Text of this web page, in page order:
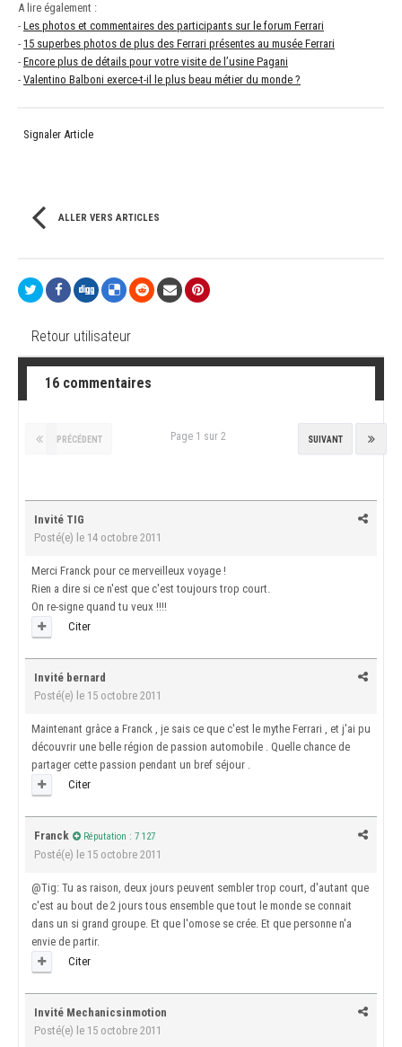
A lire également :
- Les photos et commentaires des participants sur le forum Ferrari
- 15 superbes photos de plus des Ferrari présentes au musée Ferrari
- Encore plus de détails pour votre visite de l’usine Pagani
- Valentino Balboni exerce-t-il le plus beau métier du monde ?
Signaler Article
ALLER VERS ARTICLES
Retour utilisateur
16 commentaires
PRÉCÉDENT SUIVANT
Page 1 sur 2
Invité TIG
Posté(e) le 14 octobre 2011
Merci Franck pour ce merveilleux voyage !
Rien a dire si ce n'est que c'est toujours trop court.
On re-signe quand tu veux !!!!
Citer
Invité bernard
Posté(e) le 15 octobre 2011
Maintenant grâce a Franck , je sais ce que c'est le mythe Ferrari , et j'ai pu
découvrir une belle région de passion automobile . Quelle chance de
partager cette passion pendant un bref séjour .
Citer
Franck Réputation : 7 127
Posté(e) le 15 octobre 2011
@Tig: Tu as raison, deux jours peuvent sembler trop court, d'autant que
c'est au bout de 2 jours tous ensemble que tout le monde se connait
dans un si grand groupe. Et que l'omose se crée. Et que personne n'a
envie de partir.
Citer
Invité Mechanicsinmotion
Posté(e) le 15 octobre 2011